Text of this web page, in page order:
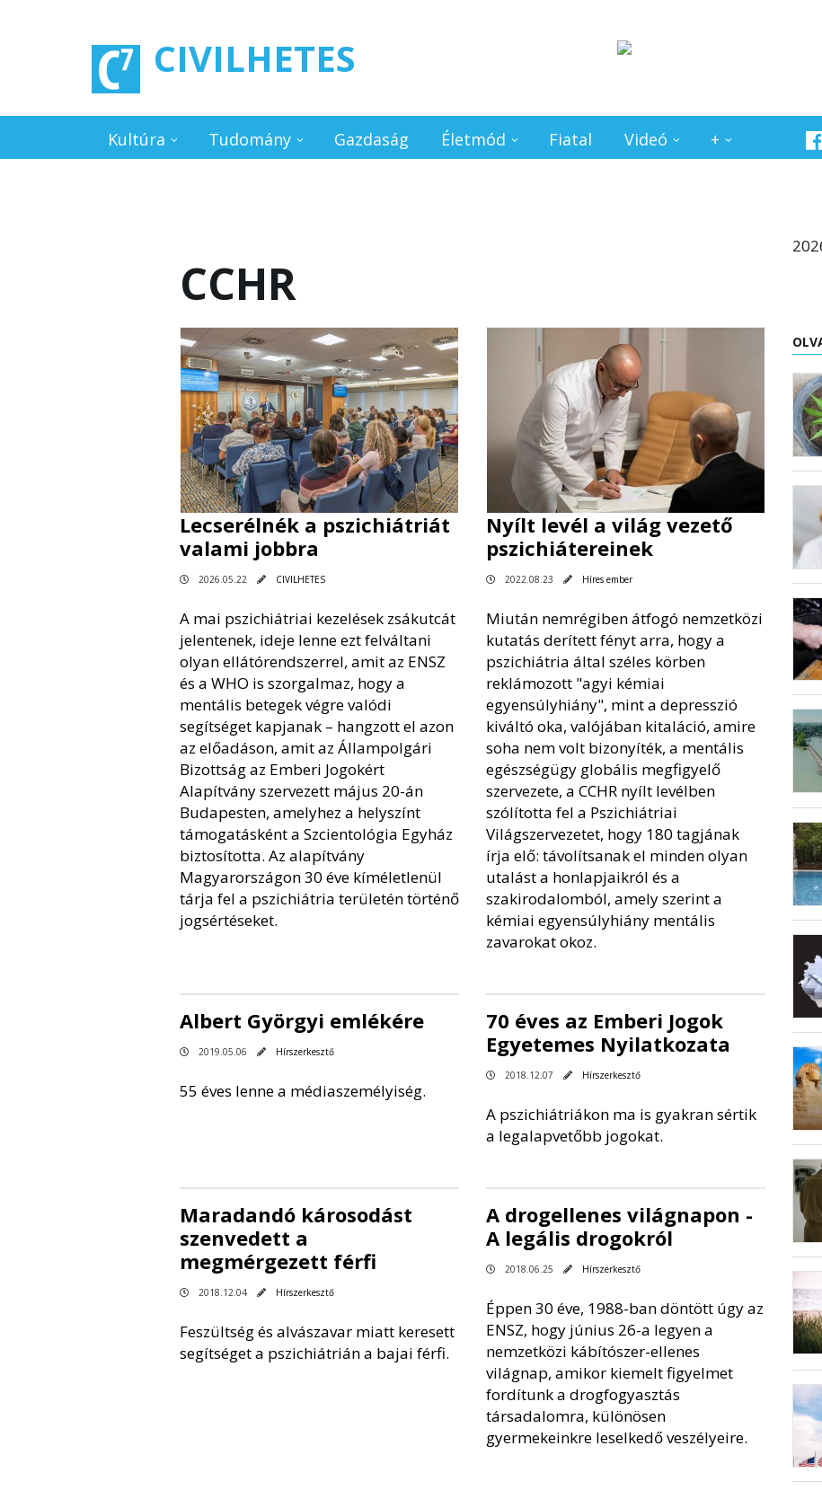
CIVILHETES
Kultúra Tudomány Gazdaság Életmód Fiatal Videó +
CCHR
Lecserélnék a pszichiátriát
valami jobbra
2026.05.22 CIVILHETES
A mai pszichiátriai kezelések zsákutcát
jelentenek, ideje lenne ezt felváltani
olyan ellátórendszerrel, amit az ENSZ
és a WHO is szorgalmaz, hogy a
mentális betegek végre valódi
segítséget kapjanak – hangzott el azon
az előadáson, amit az Állampolgári
Bizottság az Emberi Jogokért
Alapítvány szervezett május 20-án
Budapesten, amelyhez a helyszínt
támogatásként a Szcientológia Egyház
biztosította. Az alapítvány
Magyarországon 30 éve kíméletlenül
tárja fel a pszichiátria területén történő
jogsértéseket.
Nyílt levél a világ vezető
pszichiátereinek
2022.08.23 Híres ember
Miután nemrégiben átfogó nemzetközi
kutatás derített fényt arra, hogy a
pszichiátria által széles körben
reklámozott "agyi kémiai
egyensúlyhiány", mint a depresszió
kiváltó oka, valójában kitaláció, amire
soha nem volt bizonyíték, a mentális
egészségügy globális megfigyelő
szervezete, a CCHR nyílt levélben
szólította fel a Pszichiátriai
Világszervezetet, hogy 180 tagjának
írja elő: távolítsanak el minden olyan
utalást a honlapjaikról és a
szakirodalomból, amely szerint a
kémiai egyensúlyhiány mentális
zavarokat okoz.
Albert Györgyi emlékére
2019.05.06 Hírszerkesztő
55 éves lenne a médiaszemélyiség.
70 éves az Emberi Jogok
Egyetemes Nyilatkozata
2018.12.07 Hírszerkesztő
A pszichiátriákon ma is gyakran sértik
a legalapvetőbb jogokat.
Maradandó károsodást
szenvedett a
megmérgezett férfi
2018.12.04 Hírszerkesztő
Feszültség és alvászavar miatt keresett
segítséget a pszichiátrián a bajai férfi.
A drogellenes világnapon -
A legális drogokról
2018.06.25 Hírszerkesztő
Éppen 30 éve, 1988-ban döntött úgy az
ENSZ, hogy június 26-a legyen a
nemzetközi kábítószer-ellenes
világnap, amikor kiemelt figyelmet
fordítunk a drogfogyasztás
társadalomra, különösen
gyermekeinkre leselkedő veszélyeire.